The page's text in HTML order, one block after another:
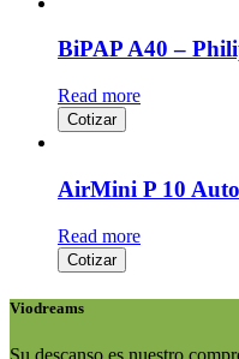
BiPAP A40 –
Read more
Cotizar
AirMini P 10
Read more
Cotizar
Viodreams
Su descanso es nuestro